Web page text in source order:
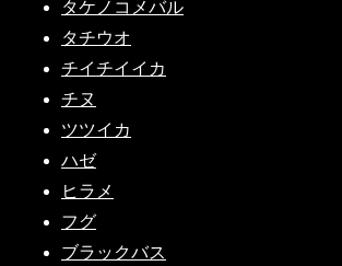
タケノコメバル
タチウオ
チイチイイカ
チヌ
ツツイカ
ハゼ
ヒラメ
フグ
ブラックバス